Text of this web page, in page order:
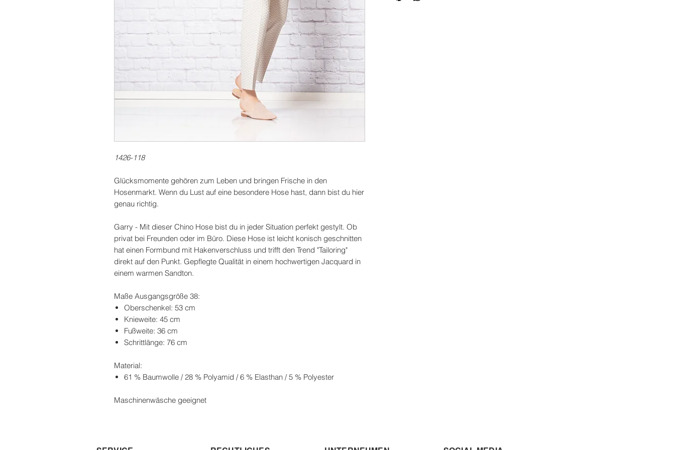
1426-118
Glücksmomente gehören zum Leben und bringen Frische in den
Hosenmarkt. Wenn du Lust auf eine besondere Hose hast, dann bist du hier
genau richtig.
Garry - Mit dieser Chino Hose bist du in jeder Situation perfekt gestylt. Ob
privat bei Freunden oder im Büro. Diese Hose ist leicht konisch geschnitten
hat einen Formbund mit Hakenverschluss und trifft den Trend "Tailoring"
direkt auf den Punkt. Gepflegte Qualität in einem hochwertigen Jacquard in
einem warmen Sandton.
Maße Ausgangsgröße 38:
Oberschenkel: 53 cm
Knieweite: 45 cm
Fußweite: 36 cm
Schrittlänge: 76 cm
Material:
61 % Baumwolle / 28 % Polyamid / 6 % Elasthan / 5 % Polyester
Maschinenwäsche geeignet